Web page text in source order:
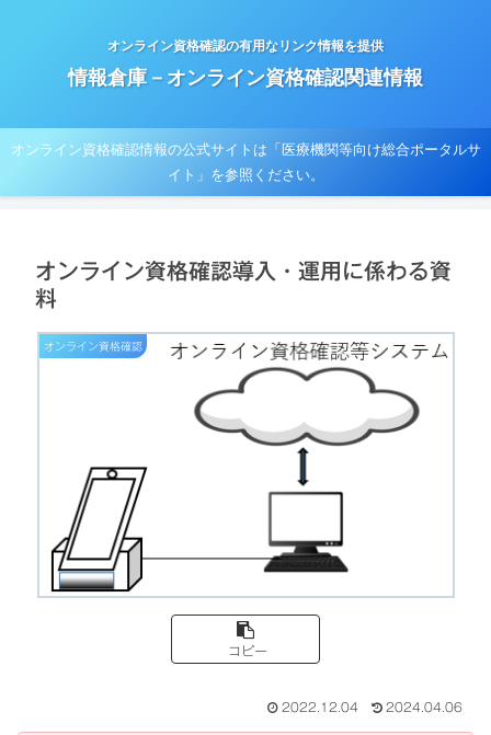
オンライン資格確認の有用なリンク情報を提供
情報倉庫－オンライン資格確認関連情報
オンライン資格確認情報の公式サイトは「医療機関等向け総合ポータルサ
イト」を参照ください。
オンライン資格確認導入・運用に係わる資
料
オンライン資格確認
コピー
2022.12.04 2024.04.06